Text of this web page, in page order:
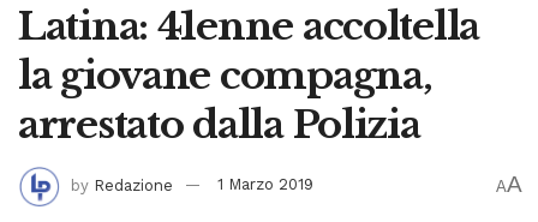
Latina: 41enne accoltella
la giovane compagna,
arrestato dalla Polizia
by Redazione 1 Marzo 2019 AA